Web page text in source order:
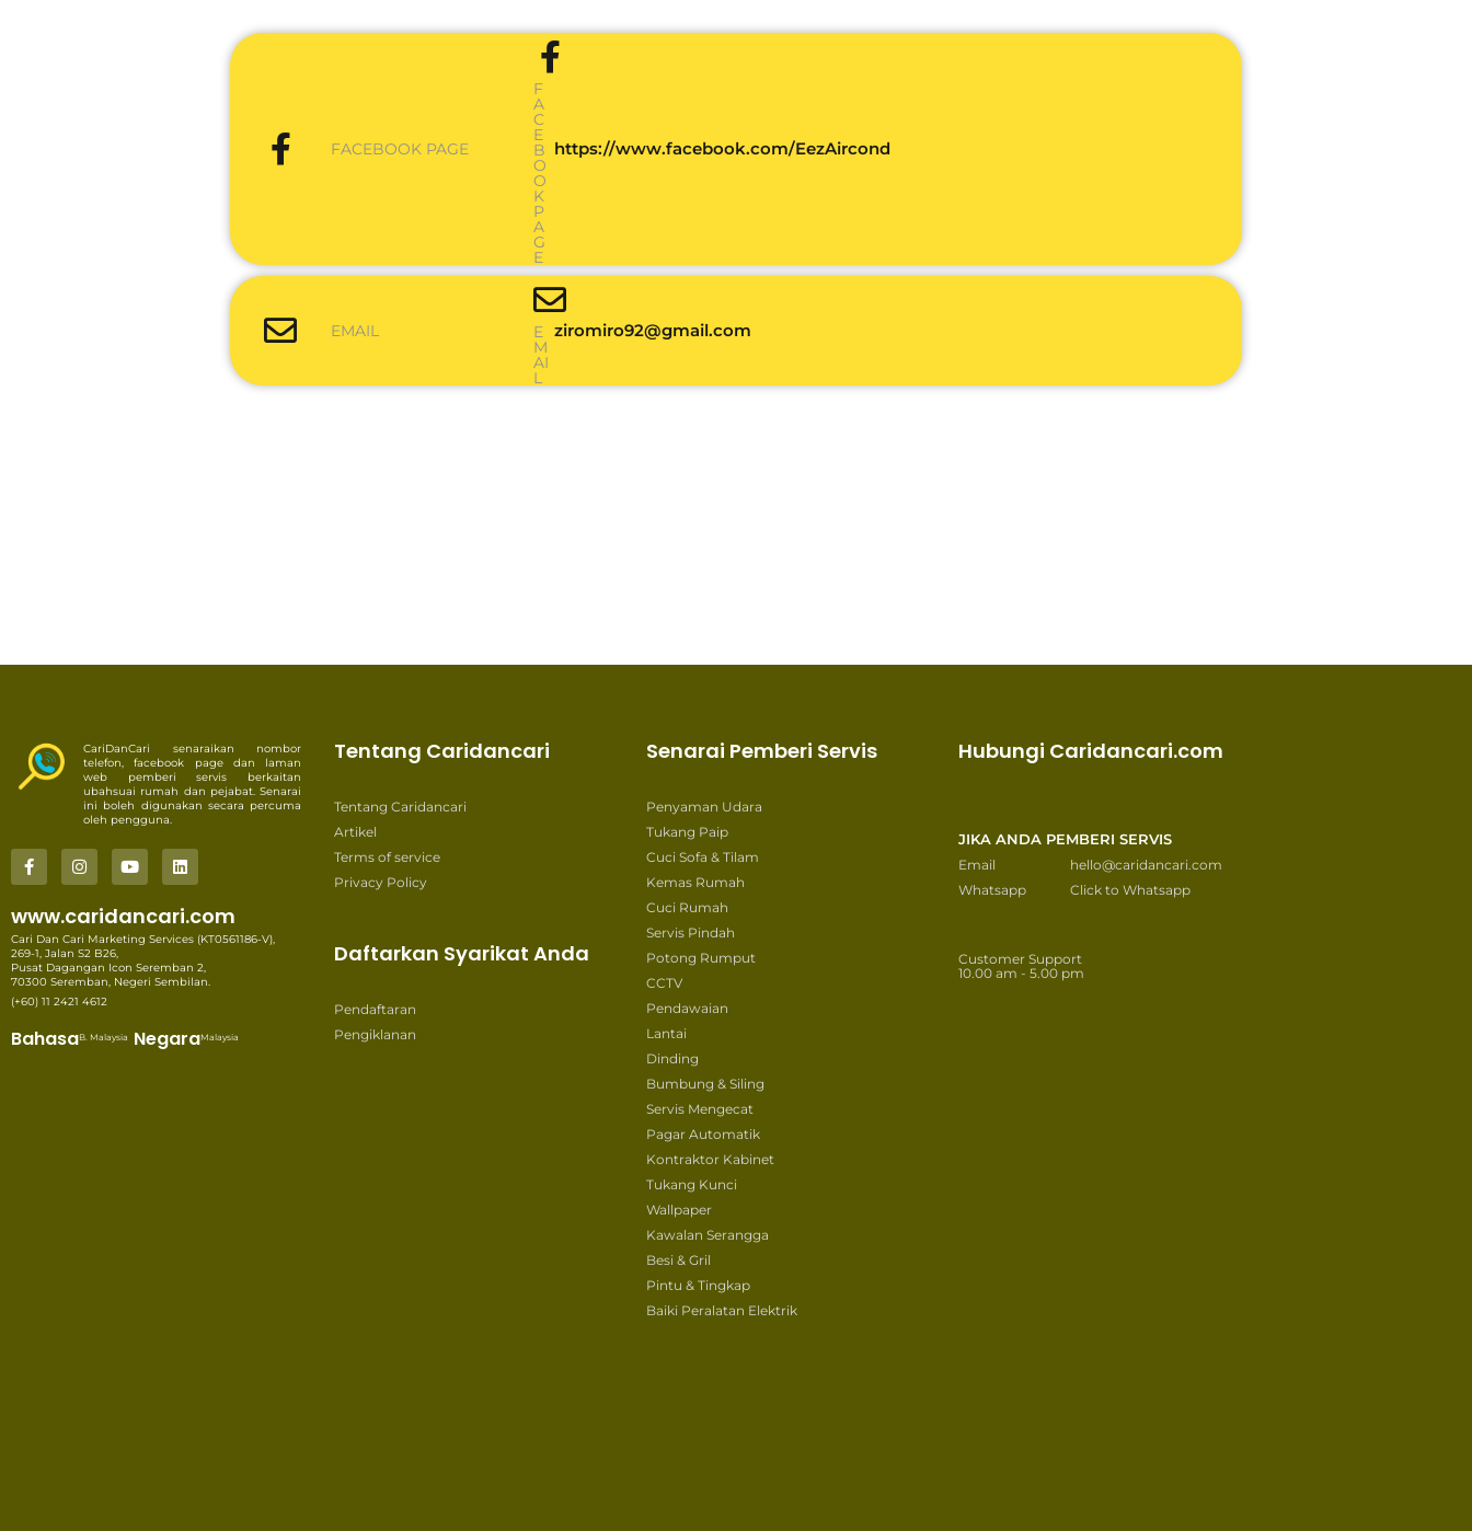
FACEBOOK PAGE
F
A
C
E
B
O
O
K
P
A
G
E
https://www.facebook.com/EezAircond
EMAIL E
M
AI
L
ziromiro92@gmail.com
CariDanCari senaraikan nombor
telefon, facebook page dan laman
web pemberi servis berkaitan
ubahsuai rumah dan pejabat. Senarai
ini boleh digunakan secara percuma
oleh pengguna.
www.caridancari.com
Cari Dan Cari Marketing Services (KT0561186-V),
269-1, Jalan S2 B26,
Pusat Dagangan Icon Seremban 2,
70300 Seremban, Negeri Sembilan.
(+60) 11 2421 4612
BahasaB. Malaysia NegaraMalaysia
Tentang Caridancari
Tentang Caridancari
Artikel
Terms of service
Privacy Policy
Daftarkan Syarikat Anda
Pendaftaran
Pengiklanan
Senarai Pemberi Servis
Penyaman Udara
Tukang Paip
Cuci Sofa & Tilam
Kemas Rumah
Cuci Rumah
Servis Pindah
Potong Rumput
CCTV
Pendawaian
Lantai
Dinding
Bumbung & Siling
Servis Mengecat
Pagar Automatik
Kontraktor Kabinet
Tukang Kunci
Wallpaper
Kawalan Serangga
Besi & Gril
Pintu & Tingkap
Baiki Peralatan Elektrik
Hubungi Caridancari.com
JIKA ANDA PEMBERI SERVIS
Email
hello@caridancari.com
Whatsapp
Click to Whatsapp
Customer Support
10.00 am - 5.00 pm